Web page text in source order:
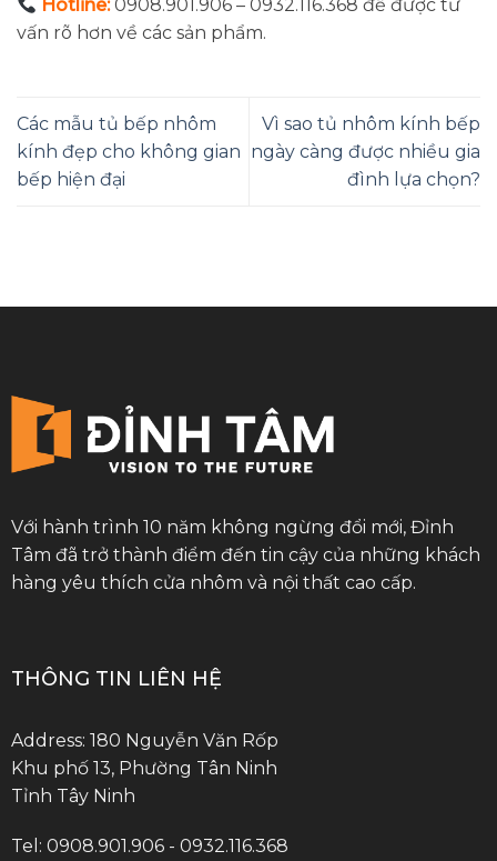
Hotline: 0908.901.906 – 0932.116.368 để được tư
vấn rõ hơn về các sản phẩm.
Các mẫu tủ bếp nhôm
kính đẹp cho không gian
bếp hiện đại
Vì sao tủ nhôm kính bếp
ngày càng được nhiều gia
đình lựa chọn?
Với hành trình 10 năm không ngừng đổi mới, Đỉnh
Tâm đã trở thành điểm đến tin cậy của những khách
hàng yêu thích cửa nhôm và nội thất cao cấp.
THÔNG TIN LIÊN HỆ
Address: 180 Nguyễn Văn Rốp
Khu phố 13, Phường Tân Ninh
Tỉnh Tây Ninh
Tel: 0908.901.906 - 0932.116.368